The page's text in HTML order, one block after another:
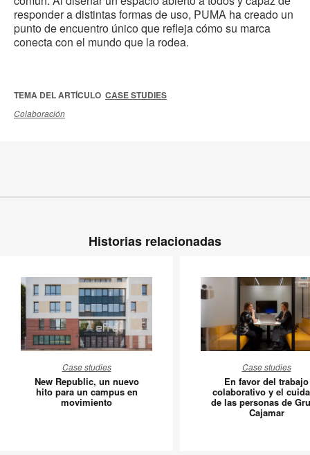
responder a distintas formas de uso, PUMA ha creado un
punto de encuentro único que refleja cómo su marca
conecta con el mundo que la rodea.
TEMA DEL ARTÍCULO CASE STUDIES
Colaboración
Historias relacionadas
Republic,
un
nuevo
Case studies
New Republic, un nuevo
hito para un campus en
movimiento
favor
del
trabajo
Case studies
En favor del trabajo
colaborativo y el
de las personas de
Cajamar